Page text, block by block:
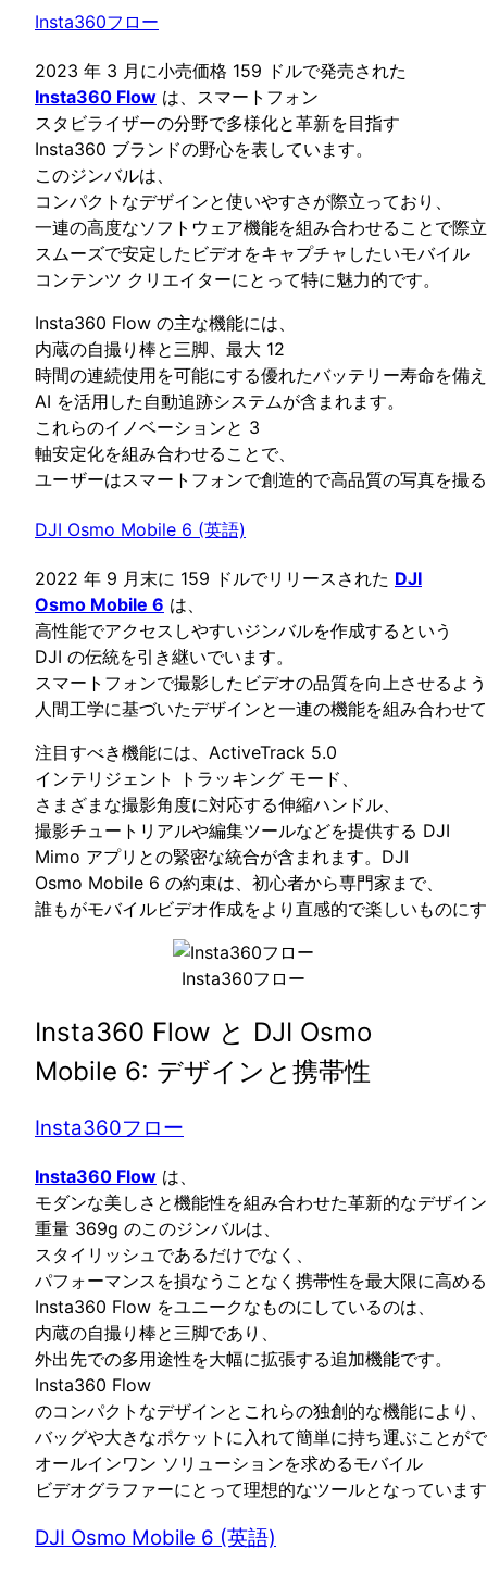
Insta360フロー
2023 年 3 月に小売価格 159 ドルで発売された
Insta360 Flow は、スマートフォン
スタビライザーの分野で多様化と革新を目指す
Insta360 ブランドの野心を表しています。
このジンバルは、
コンパクトなデザインと使いやすさが際立っており、
一連の高度なソフトウェア機能を組み合わせることで際
スムーズで安定したビデオをキャプチャしたいモバイル
コンテンツ クリエイターにとって特に魅力的です。
Insta360 Flow の主な機能には、
内蔵の自撮り棒と三脚、最大 12
時間の連続使用を可能にする優れたバッテリー寿命を備
AI を活用した自動追跡システムが含まれます。
これらのイノベーションと 3
軸安定化を組み合わせることで、
ユーザーはスマートフォンで創造的で高品質の写真を撮
DJI Osmo Mobile 6 (英語)
2022 年 9 月末に 159 ドルでリリースされた DJI
Osmo Mobile 6 は、
高性能でアクセスしやすいジンバルを作成するという
DJI の伝統を引き継いでいます。
スマートフォンで撮影したビデオの品質を向上させるよ
人間工学に基づいたデザインと一連の機能を組み合わせ
注目すべき機能には、ActiveTrack 5.0
インテリジェント トラッキング モード、
さまざまな撮影角度に対応する伸縮ハンドル、
撮影チュートリアルや編集ツールなどを提供する DJI
Mimo アプリとの緊密な統合が含まれます。DJI
Osmo Mobile 6 の約束は、初心者から専門家まで、
誰もがモバイルビデオ作成をより直感的で楽しいものに
Insta360フロー
Insta360 Flow と DJI Osmo
Mobile 6: デザインと携帯性
Insta360フロー
Insta360 Flow は、
モダンな美しさと機能性を組み合わせた革新的なデザイ
重量 369g のこのジンバルは、
スタイリッシュであるだけでなく、
パフォーマンスを損なうことなく携帯性を最大限に高め
Insta360 Flow をユニークなものにしているのは、
内蔵の自撮り棒と三脚であり、
外出先での多用途性を大幅に拡張する追加機能です。
Insta360 Flow
のコンパクトなデザインとこれらの独創的な機能により、
バッグや大きなポケットに入れて簡単に持ち運ぶことが
オールインワン ソリューションを求めるモバイル
ビデオグラファーにとって理想的なツールとなっていま
DJI Osmo Mobile 6 (英語)